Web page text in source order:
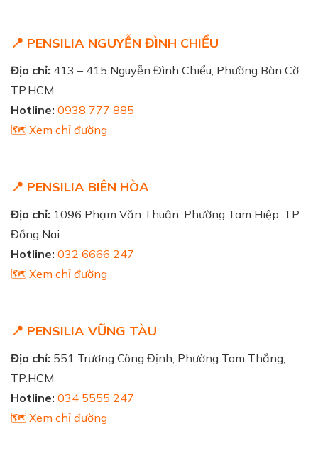
📍 PENSILIA NGUYỄN ĐÌNH CHIỂU
Địa chỉ: 413 – 415 Nguyễn Đình Chiểu, Phường Bàn Cờ,
TP.HCM
Hotline: 0938 777 885
🗺️ Xem chỉ đường
📍 PENSILIA BIÊN HÒA
Địa chỉ: 1096 Phạm Văn Thuận, Phường Tam Hiệp, TP
Đồng Nai
Hotline: 032 6666 247
🗺️ Xem chỉ đường
📍 PENSILIA VŨNG TÀU
Địa chỉ: 551 Trương Công Định, Phường Tam Thắng,
TP.HCM
Hotline: 034 5555 247
🗺️ Xem chỉ đường